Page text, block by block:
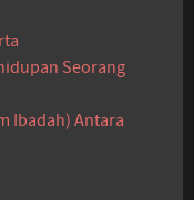
Seorang
Ibadah) Antara